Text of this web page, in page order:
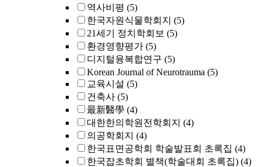
역사비평 (5)
한국자원식물학회지 (5)
21세기 정치학회보 (5)
환경영향평가 (5)
디지털융복합연구 (5)
Korean Journal of Neurotrauma (5)
교육시설 (5)
건축사 (5)
最新醫學 (4)
대한한의학원전학회지 (4)
의공학회지 (4)
한국표면공학회 학술발표회 초록집 (4)
한국잡초학회 별책(학술대회 초록집) (4)